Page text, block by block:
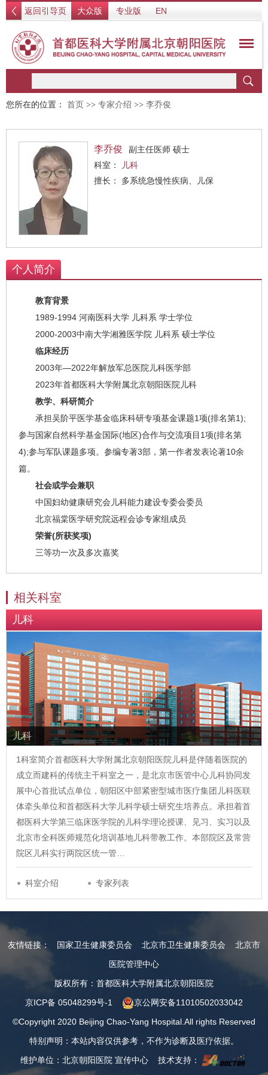
返回引导页 大众版 专业版 EN
您所在的位置： 首页 >> 专家介绍 >> 李乔俊
李乔俊
副主任医师 硕士
科室：
儿科
擅长： 多系统急慢性疾病、儿保
个人简介
教育背景
1989-1994 河南医科大学 儿科系 学士学位
2000-2003中南大学湘雅医学院 儿科系 硕士学位
临床经历
2003年—2022年解放军总医院儿科医学部
2023年首都医科大学附属北京朝阳医院儿科
教学、科研简介
承担吴阶平医学基金临床科研专项基金课题1项(排名第1);
参与国家自然科学基金国际(地区)合作与交流项目1项(排名第
4);参与军队课题多项。参编专著3部，第一作者发表论著10余
篇。
社会或学会兼职
中国妇幼健康研究会儿科能力建设专委会委员
北京福棠医学研究院远程会诊专家组成员
荣誉(所获奖项)
三等功一次及多次嘉奖
相关科室
儿科
儿科
1科室简介首都医科大学附属北京朝阳医院儿科是伴随着医院的
成立而建科的传统主干科室之一，是北京市医管中心儿科协同发
展中心首批试点单位，朝阳区中部紧密型城市医疗集团儿科医联
体牵头单位和首都医科大学儿科学硕士研究生培养点。承担着首
都医科大学第三临床医学院的儿科学理论授课、见习、实习以及
北京市全科医师规范化培训基地儿科带教工作。本部院区及常营
院区儿科实行两院区统一管…
科室介绍 专家列表
友情链接： 国家卫生健康委员会 北京市卫生健康委员会
北京市
医院管理中心
版权所有：首都医科大学附属北京朝阳医院
京ICP备 05048299号-1
京公网安备11010502033042
©Copyright 2020 Beijing Chao-Yang Hospital.All rights Reserved
特别声明：本站内容仅供参考，不作为诊断及医疗依据。
维护单位：北京朝阳医院 宣传中心 技术支持：